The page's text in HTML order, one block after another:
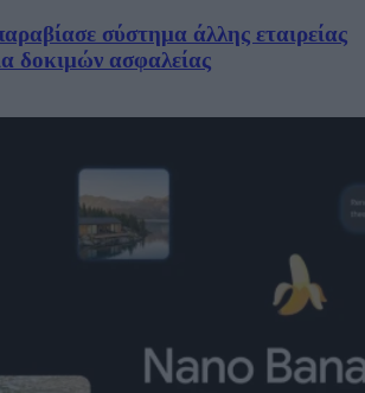
σύστημα άλλης εταιρείας
δοκιμών ασφαλείας